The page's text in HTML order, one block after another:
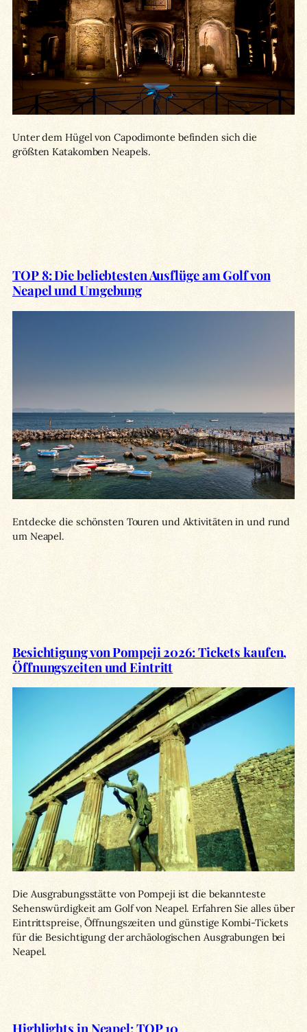
Unter dem Hügel von Capodimonte befinden sich die
größten Katakomben Neapels.
TOP 8: Die beliebtesten Ausflüge am Golf von
Neapel und Umgebung
Entdecke die schönsten Touren und Aktivitäten in und rund
um Neapel.
Besichtigung von Pompeji 2026: Tickets kaufen,
Öffnungszeiten und Eintritt
Die Ausgrabungsstätte von Pompeji ist die bekannteste
Sehenswürdigkeit am Golf von Neapel. Erfahren Sie alles über
Eintrittspreise, Öffnungszeiten und günstige Kombi-Tickets
für die Besichtigung der archäologischen Ausgrabungen bei
Neapel.
Highlights in Neapel: TOP 10